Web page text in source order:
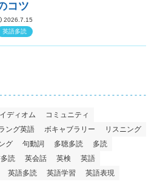
コツ
2026.7.15
英語多読
イディオム
コミュニティ
ング英語 ボキャブラリー
リスニング
グ 句動詞 多聴多読
多読
読 英会話 英検
英語
英語多読 英語学習
英語表現